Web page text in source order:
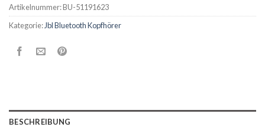
Artikelnummer:BU-51191623
Kategorie: Jbl Bluetooth Kopfhörer
BESCHREIBUNG